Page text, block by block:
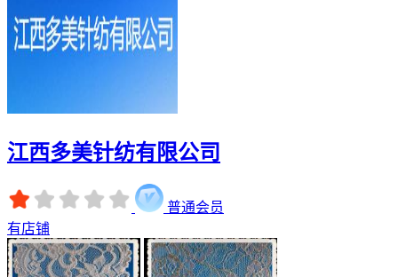
江西多美针纺有限公司
普通会员
有店铺